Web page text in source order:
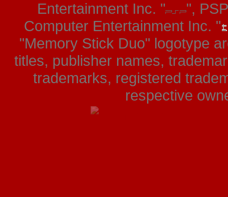
Entertainment Inc. "
",
Computer Entertainment Inc. "
"Memory Stick Duo" logotype
titles, publisher names,
trademarks, registered
respective